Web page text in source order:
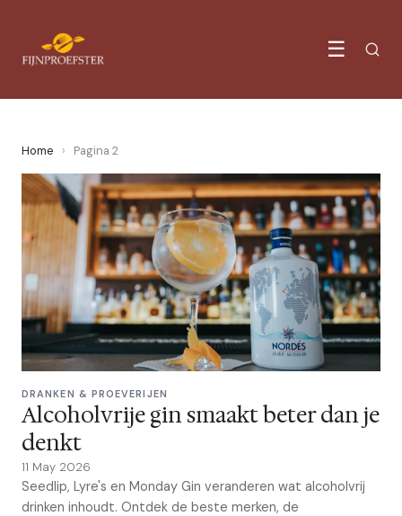
☰
Home › Pagina 2
DRANKEN & PROEVERIJEN
Alcoholvrije gin smaakt beter dan je
denkt
11 May 2026
Seedlip, Lyre's en Monday Gin veranderen wat alcoholvrij
drinken inhoudt. Ontdek de beste merken, de